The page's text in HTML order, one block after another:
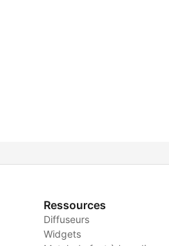
Ressources
Diffuseurs
Widgets